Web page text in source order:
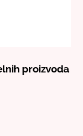
proizvoda